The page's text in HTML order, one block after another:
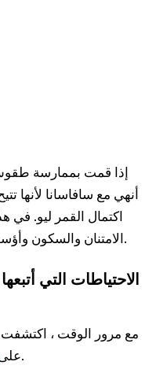
إذا قمت بممارسة طقوس
أنهي مع سافاسانا لأنها
اكتمال القمر ليو.
الامتنان والسكون وأؤسس النوايا للجزء التالي من حياتي.
الاحتياطات التي
مع مرور الوقت ،
.